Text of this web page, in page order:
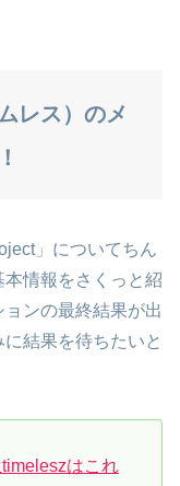
レス）のメ
」についてちん
情報をさくっと紹
ンの最終結果が出
結果を待ちたいと
はこれ